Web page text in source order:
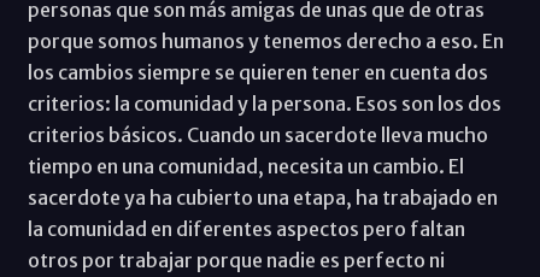
personas que son más amigas de unas que de otras
porque somos humanos y tenemos derecho a eso. En
los cambios siempre se quieren tener en cuenta dos
criterios: la comunidad y la persona. Esos son los dos
criterios básicos. Cuando un sacerdote lleva mucho
tiempo en una comunidad, necesita un cambio. El
sacerdote ya ha cubierto una etapa, ha trabajado en
la comunidad en diferentes aspectos pero faltan
otros por trabajar porque nadie es perfecto ni